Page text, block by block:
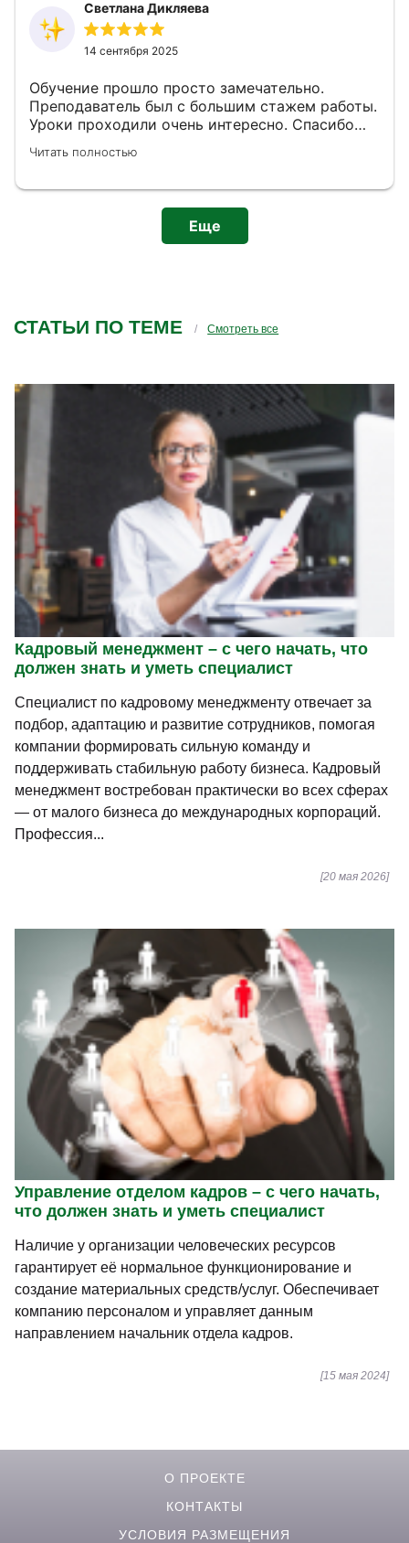
Светлана Дикляева
14 сентября 2025
Обучение прошло просто замечательно.
Преподаватель был с большим стажем работы.
Уроки проходили очень интересно. Спасибо
обучения.
Читать полностью
Еще
СТАТЬИ ПО ТЕМЕ Смотреть все
Кадровый менеджмент – с чего начать, что
должен знать и уметь специалист
Специалист по кадровому менеджменту отвечает за
подбор, адаптацию и развитие сотрудников, помогая
компании формировать сильную команду и
поддерживать стабильную работу бизнеса. Кадровый
менеджмент востребован практически во всех сферах
— от малого бизнеса до международных корпораций.
Профессия...
[20 мая 2026]
Управление отделом кадров – с чего начать,
что должен знать и уметь специалист
Наличие у организации человеческих ресурсов
гарантирует её нормальное функционирование и
создание материальных средств/услуг. Обеспечивает
компанию персоналом и управляет данным
направлением начальник отдела кадров.
[15 мая 2024]
О ПРОЕКТЕ
КОНТАКТЫ
УСЛОВИЯ РАЗМЕЩЕНИЯ